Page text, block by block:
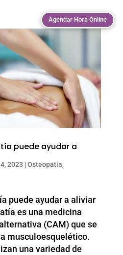
Agendar Hora Online
puede ayudar a
2023 |Osteopatia,
puede ayudar a aliviar
es una medicina
(CAM) que se
musculoesquelético.
una variedad de